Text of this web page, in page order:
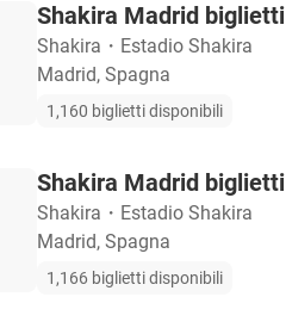
Shakira Madrid biglietti
Shakira ・ Estadio Shakira
Madrid, Spagna
1,160 biglietti disponibili
Shakira Madrid biglietti
Shakira ・ Estadio Shakira
Madrid, Spagna
1,166 biglietti disponibili